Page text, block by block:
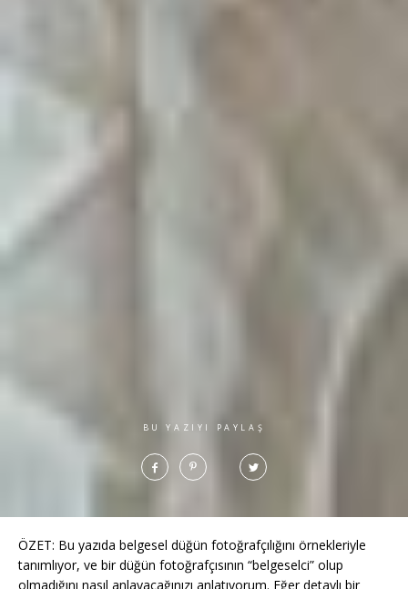
BU YAZIYI PAYLAŞ
ÖZET: Bu yazıda belgesel düğün fotoğrafçılığını örnekleriyle
tanımlıyor, ve bir düğün fotoğrafçısının “belgeselci” olup
olmadığını nasıl anlayacağınızı anlatıyorum. Eğer detaylı bir